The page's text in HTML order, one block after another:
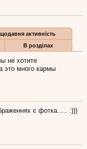
активність
В розділах
не хотите
это много кармы
є фотка..... :)))